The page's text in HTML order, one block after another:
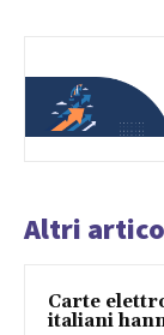
Altri
Carte
italiani